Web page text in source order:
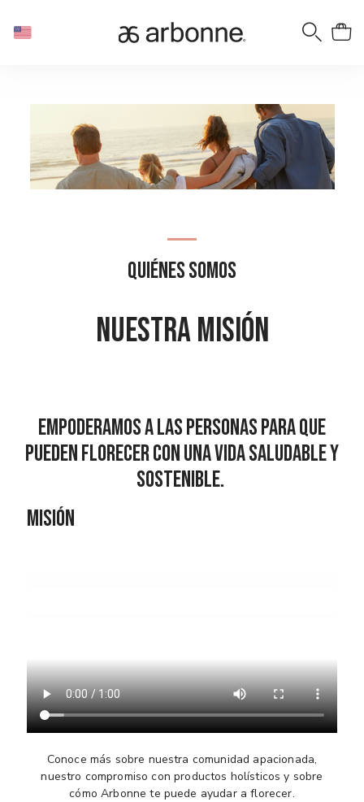
QUIÉNES SOMOS
NUESTRA MISIÓN
Empoderamos a las personas para que
pueden florecer con una vida saludable y
sostenible.
MISIÓN
Conoce más sobre nuestra comunidad apacionada,
nuestro compromiso con productos holísticos y sobre
cómo Arbonne te puede ayudar a florecer.